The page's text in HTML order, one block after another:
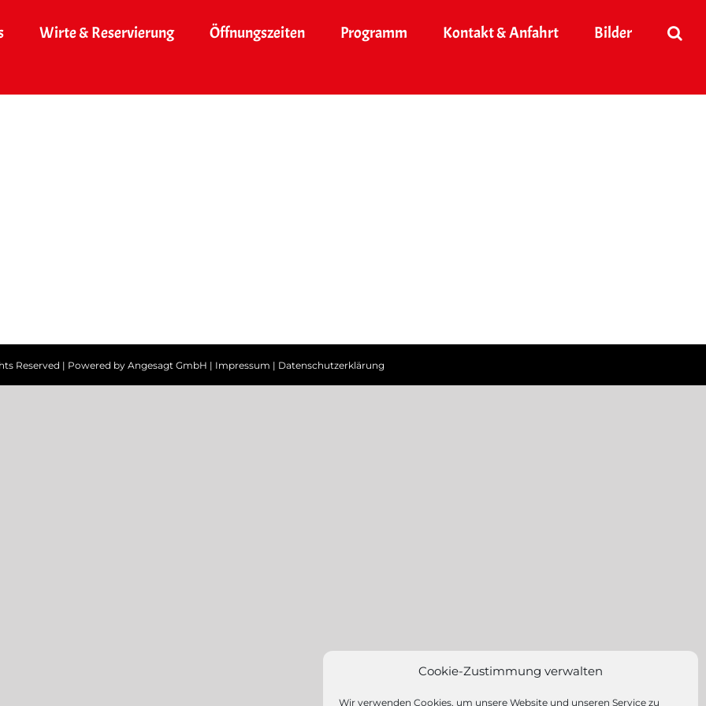
Cookie-Zustimmung verwalten
Wir verwenden Cookies, um unsere Website und unseren Service zu
Wirte & Reservierung Öffnungszeiten Programm Kontakt & Anfahrt Bilder
Reserved | Powered by Angesagt GmbH | Impressum | Datenschutzerklärung